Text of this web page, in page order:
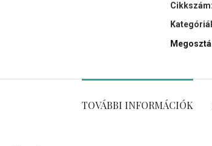
Cikkszám:
TOVÁBBI INFORMÁCIÓK